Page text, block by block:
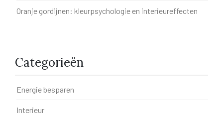
Oranje gordijnen: kleurpsychologie en interieureffecten
Categorieën
Energie besparen
Interieur